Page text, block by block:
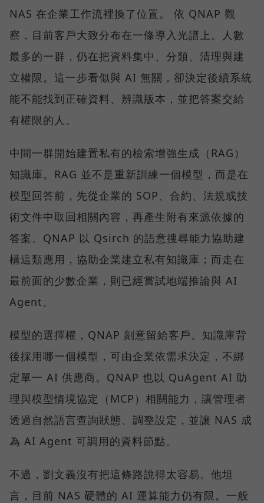
NAS 在企業工作流裡換了位置。 依 QNAP 觀
察，目前客戶大致分布在一條導入光譜上。人數
最多的一群，仍在把資料集中、分類、清理與建
立權限。這一步看似與 AI 無關，卻決定後續系統
能不能找到正確資料、辨識版本，並把答案交給
有權限的人。
中間一群開始建置私有的檢索增強生成（RAG）
知識庫。RAG 並不是重新訓練一個模型，而是在
模型回答前，先從企業的 SOP、合約、法規或技
術文件中取回相關內容，再產生附有來源依據的
答案。QNAP 以 Qsirch 的語意搜尋能力協助建
構這類應用，協助企業建立私有知識庫；而走在
最前面的少數企業，則已經嘗試地端推論與 AI
Agent。
模型的選擇權，QNAP 刻意留給客戶。知識庫背
後採用哪一個模型，可由企業依需求決定，不綁
定單一 AI 供應商。QNAP 也以 QuAgent AI 助
理與模型情境協定（MCP）相關能力，讓管理者
透過自然語言查詢狀態、調整設定，並讓 NAS 成
為 AI Agent 可調用的資料節點。
不過，劉文義沒有把這條路說得太容易。他坦
言，目前 NAS 硬體的 AI 運算能力仍有限。一般